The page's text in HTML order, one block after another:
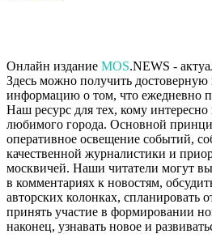
Онлайн издание MOS.NEWS -
Здесь можно получить
информацию о том, что ежедневно
Наш ресурс для тех, кому интересно
любимого города. Основной
оперативное освещение событий,
качественной журналистики и
москвичей. Наши читатели могут
в комментариях к новостям,
авторских колонках,
принять участие в формировании
наконец, узнавать новое и